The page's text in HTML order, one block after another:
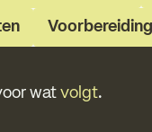
watvolgt.